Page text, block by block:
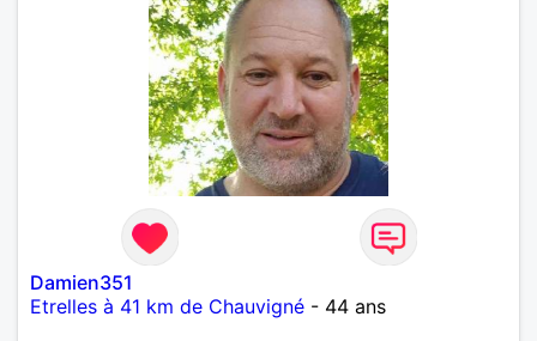
Damien351
Etrelles à 41 km de Chauvigné - 44 ans